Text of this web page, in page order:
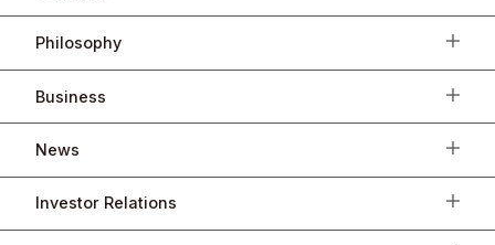
Philosophy
Business
News
Investor Relations